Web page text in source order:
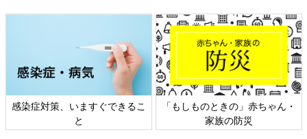
感染症対策、いますぐできるこ
と
「もしものときの」赤ちゃん・
家族の防災